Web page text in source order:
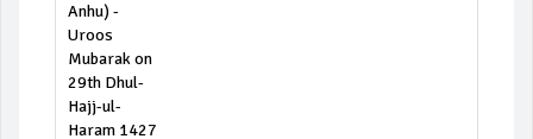
Anhu) -
Uroos
Mubarak on
29th Dhul-
Hajj-ul-
Haram 1427